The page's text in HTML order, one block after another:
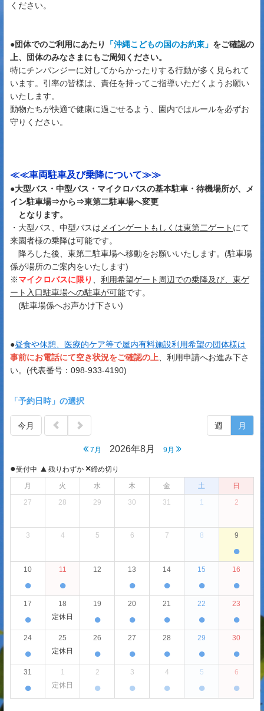
ください。
●団体でのご利用にあたり 「沖縄こどもの国のお約束」 をご確認の
上、団体のみなさまにもご周知ください。
特にチンパンジーに対してからかったりする行動が多く見られて
います。引率の皆様は、責任を持ってご指導いただくようお願い
いたします。
動物たちが快適で健康に過ごせるよう、園内ではルールを必ずお
守りください。
≪≪車両駐車及び乗降について≫≫
●大型バス・中型バス・マイクロバスの基本駐車・待機場所が、メ
イン駐車場⇒から⇒東第二駐車場へ変更
となります。
・大型バス、中型バスは メインゲートもしくは東第二ゲート にて
来園者様の乗降は可能です。
降ろした後、東第二駐車場へ移動をお願いいたします。(駐車場
係が場所のご案内をいたします)
※マイクロバスに限り
利用希望ゲート周辺での乗降及び、東ゲ
ート入口駐車場への駐車が可能です。
(駐車場係へお声かけ下さい)
●昼食や休憩、医療的ケア等で屋内有料施設利用希望の団体様は
事前にお電話にて空き状況をご確認の上 、利用申請へお進み下さ
い。(代表番号：098-933-4190)
「予約日時」の選択
今月
7月 2026年8月 9月
週 月
●受付中 ▲ 残りわずか ×締め切り
月
火 水 木 金 土
日
27
28 29 30 31 1 2
3 4 5 6 7 8 9
●
10
●
11
●
12 13
●
14
●
15
●
16
●
17
●
18
定休日
19
●
20
●
21
●
22
●
23
●
24
●
25
定休日
26
●
27
●
28
●
29
●
30
●
31
●
1
定休日
2
●
3
●
4
●
5
●
6
●